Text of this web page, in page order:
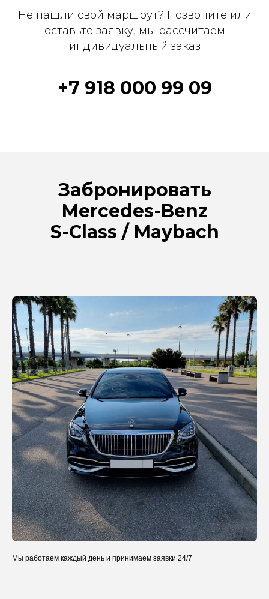
Не нашли свой маршрут? Позвоните или
оставьте заявку, мы рассчитаем
индивидуальный заказ
+7 918 000 99 09
Забронировать
Mercedes-Benz
S-Class / Maybach
Мы работаем каждый день и принимаем заявки 24/7